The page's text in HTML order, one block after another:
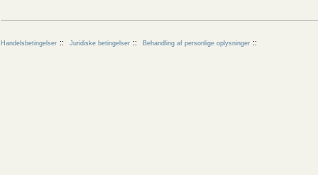
Handelsbetingelser Juridiske betingelser Behandling af personlige oplysninger